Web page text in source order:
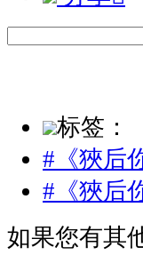
标签：
#《狹后
#《狹后
如果您有其